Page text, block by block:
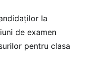
la
de examen
pentru clasa